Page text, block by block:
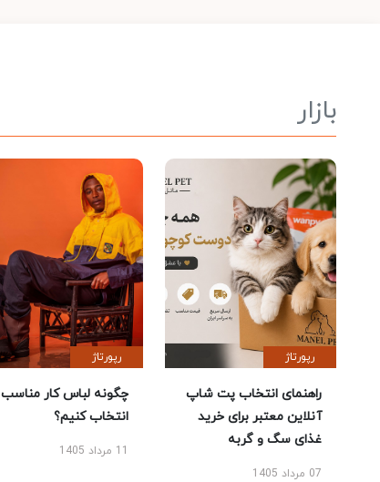
بازار
رپورتاژ
راهنمای انتخاب پت شاپ
آنلاین معتبر برای خرید
غذای سگ و گربه
07 مرداد 1405
رپورتاژ
چگونه لباس کار مناسب
انتخاب کنیم؟
11 مرداد 1405